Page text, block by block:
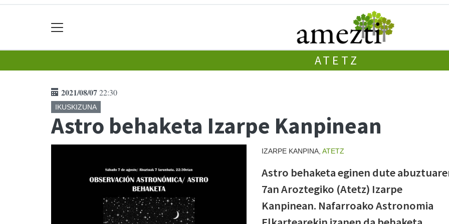
ATETZ
2021/08/0722:30
IKUSKIZUNA
Astro behaketa Izarpe Kanpinean
IZARPE KANPINA, ATETZ
Astro behaketa eginen dute
7an Aroztegiko (Atetz) Izarpe
Kanpinean. Nafarroako Astronomia